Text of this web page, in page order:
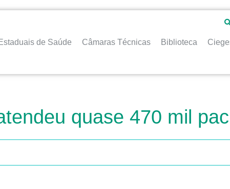
de Saúde Câmaras Técnicas Biblioteca
quase 470 mil